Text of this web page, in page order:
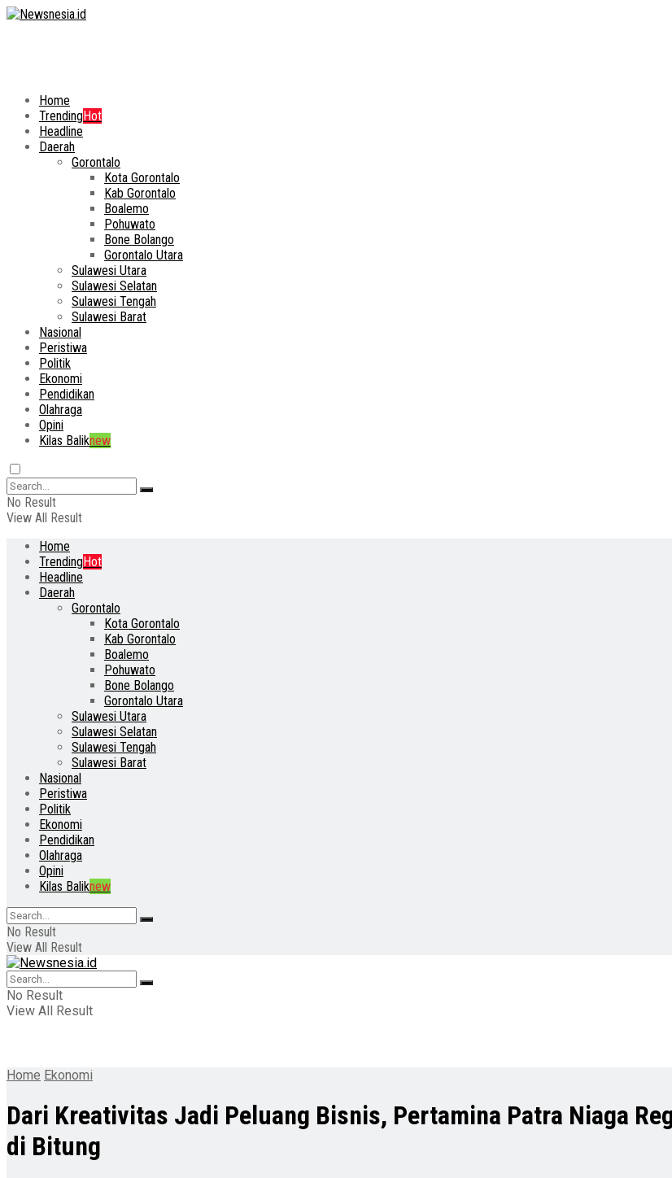
Home
TrendingHot
Headline
Daerah
Gorontalo
Kota Gorontalo
Kab Gorontalo
Boalemo
Pohuwato
Bone Bolango
Gorontalo Utara
Sulawesi Utara
Sulawesi Selatan
Sulawesi Tengah
Sulawesi Barat
Nasional
Peristiwa
Politik
Ekonomi
Pendidikan
Olahraga
Opini
Kilas Baliknew
No Result
View All Result
Home
TrendingHot
Headline
Daerah
Gorontalo
Kota Gorontalo
Kab Gorontalo
Boalemo
Pohuwato
Bone Bolango
Gorontalo Utara
Sulawesi Utara
Sulawesi Selatan
Sulawesi Tengah
Sulawesi Barat
Nasional
Peristiwa
Politik
Ekonomi
Pendidikan
Olahraga
Opini
Kilas Baliknew
No Result
View All Result
No Result
View All Result
Home Ekonomi
Dari Kreativitas Jadi Peluang Bisnis, Pertamina Patra Niaga
di Bitung